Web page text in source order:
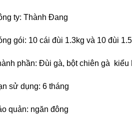
ty: Thành Đang
gói: 10 cái đùi 1.3kg và 10 đùi
phần: Đùi gà, bột chiên gà kiểu
sử dụng: 6 tháng
quản: ngăn đông